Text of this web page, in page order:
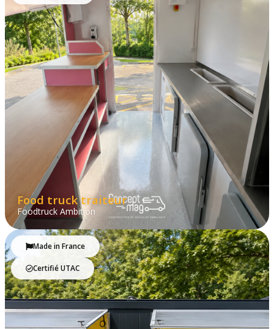
Food truck traiteur
Foodtruck Ambition
Made in France
Certifié UTAC